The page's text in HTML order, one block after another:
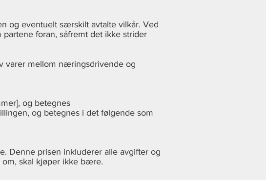
og eventuelt særskilt avtalte vilkår. Ved
foran, såfremt det ikke strider
varer mellom næringsdrivende og
og betegnes
og betegnes i det følgende som
Denne prisen inkluderer alle avgifter og
om, skal kjøper ikke bære.